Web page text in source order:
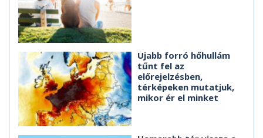
Újabb forró hőhullám
tűnt fel az
előrejelzésben,
térképeken mutatjuk,
mikor ér el minket